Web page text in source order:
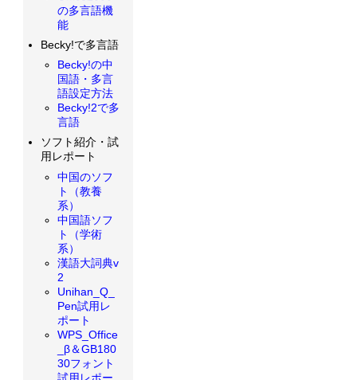
の多言語機
能
Becky!で多言語
Becky!の中
国語・多言
語設定方法
Becky!2で多
言語
ソフト紹介・試
用レポート
中国のソフ
ト（教養
系）
中国語ソフ
ト（学術
系）
漢語大詞典v
2
Unihan_Q_
Pen試用レ
ポート
WPS_Office
_β＆GB180
30フォント
試用レポー